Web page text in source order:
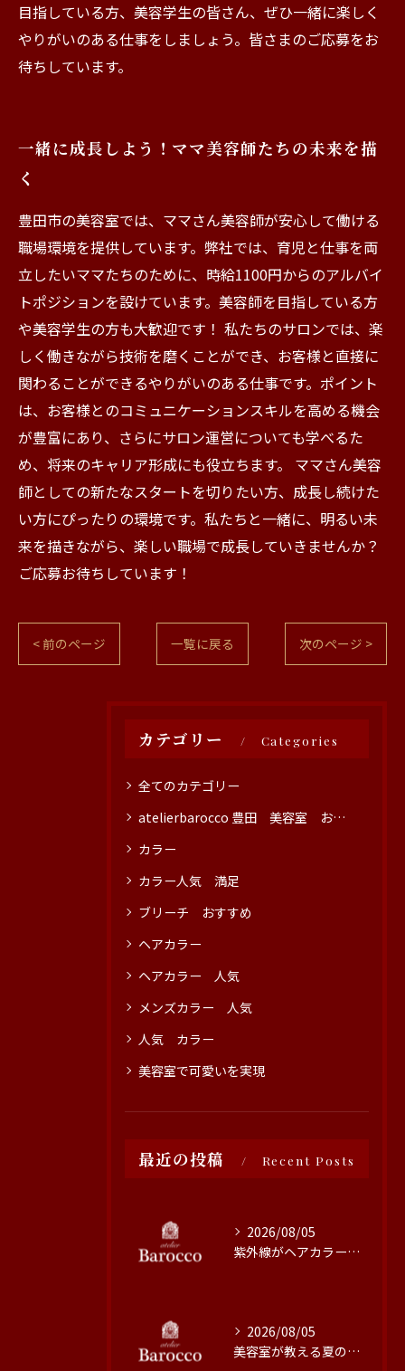
目指している方、美容学生の皆さん、ぜひ一緒に楽しく
やりがいのある仕事をしましょう。皆さまのご応募をお
待ちしています。
一緒に成長しよう！ママ美容師たちの未来を描
く
豊田市の美容室では、ママさん美容師が安心して働ける
職場環境を提供しています。弊社では、育児と仕事を両
立したいママたちのために、時給1100円からのアルバイ
トポジションを設けています。美容師を目指している方
や美容学生の方も大歓迎です！ 私たちのサロンでは、楽
しく働きながら技術を磨くことができ、お客様と直接に
関わることができるやりがいのある仕事です。ポイント
は、お客様とのコミュニケーションスキルを高める機会
が豊富にあり、さらにサロン運営についても学べるた
め、将来のキャリア形成にも役立ちます。 ママさん美容
師としての新たなスタートを切りたい方、成長し続けた
い方にぴったりの環境です。私たちと一緒に、明るい未
来を描きながら、楽しい職場で成長していきませんか？
ご応募お待ちしています！
< 前のページ 一覧に戻る 次のページ >
カテゴリー Categories
全てのカテゴリー
atelierbarocco 豊田 美容室 おすすめ
カラー
カラー人気 満足
ブリーチ おすすめ
ヘアカラー
ヘアカラー 人気
メンズカラー 人気
人気 カラー
美容室で可愛いを実現
最近の投稿 Recent Posts
2026/08/05
紫外線がヘアカラーに与える影響と対策
2026/08/05
美容室が教える夏の最旬ヘアカラー技術